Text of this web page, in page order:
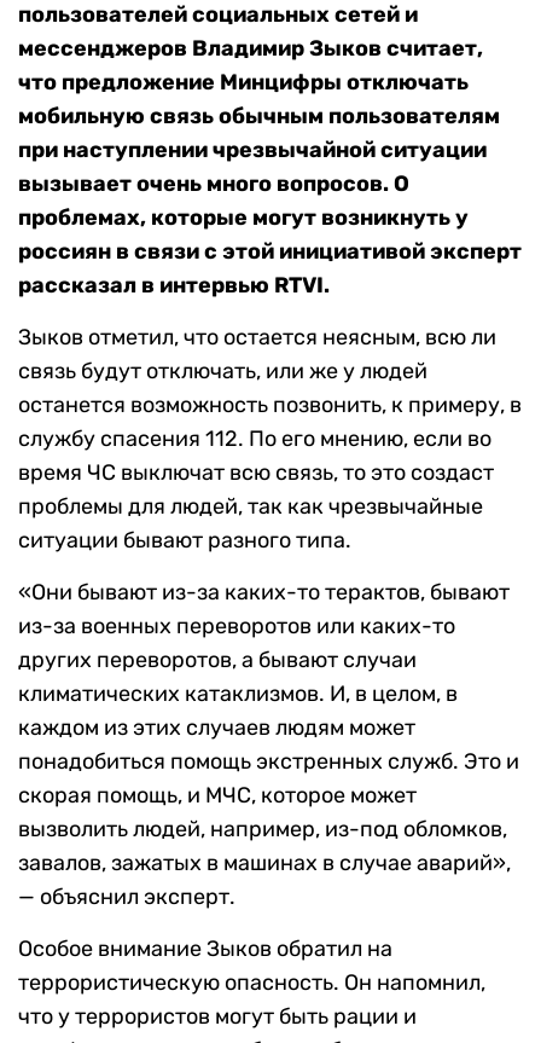
пользователей социальных сетей и
мессенджеров Владимир Зыков считает,
что предложение Минцифры отключать
мобильную связь обычным пользователям
при наступлении чрезвычайной ситуации
вызывает очень много вопросов. О
проблемах, которые могут возникнуть у
россиян в связи с этой инициативой эксперт
рассказал в интервью RTVI.
Зыков отметил, что остается неясным, всю ли
связь будут отключать, или же у людей
останется возможность позвонить, к примеру, в
службу спасения 112. По его мнению, если во
время ЧС выключат всю связь, то это создаст
проблемы для людей, так как чрезвычайные
ситуации бывают разного типа.
«Они бывают из-за каких-то терактов, бывают
из-за военных переворотов или каких-то
других переворотов, а бывают случаи
климатических катаклизмов. И, в целом, в
каждом из этих случаев людям может
понадобиться помощь экстренных служб. Это и
скорая помощь, и МЧС, которое может
вызволить людей, например, из-под обломков,
завалов, зажатых в машинах в случае аварий»,
— объяснил эксперт.
Особое внимание Зыков обратил на
террористическую опасность. Он напомнил,
что у террористов могут быть рации и